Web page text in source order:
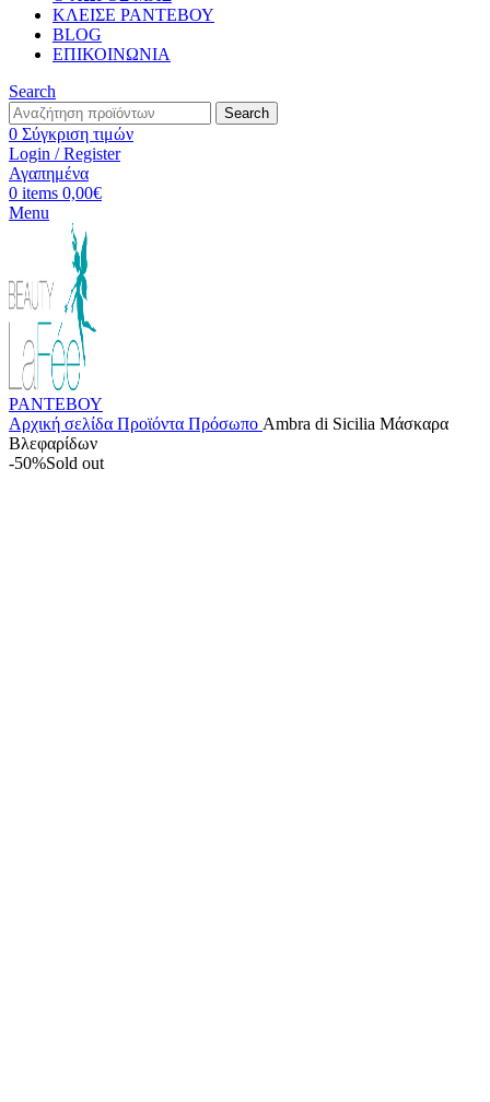
ΚΛΕΙΣΕ ΡΑΝΤΕΒΟΥ
BLOG
ΕΠΙΚΟΙΝΩΝΙΑ
Search
Search
0 Σύγκριση τιμών
Login / Register
Αγαπημένα
0 items 0,00€
Menu
ΡΑΝΤΕΒΟΥ
Αρχική σελίδα Προϊόντα Πρόσωπο Ambra di Sicilia Mάσκαρα
Βλεφαρίδων
-50%Sold out